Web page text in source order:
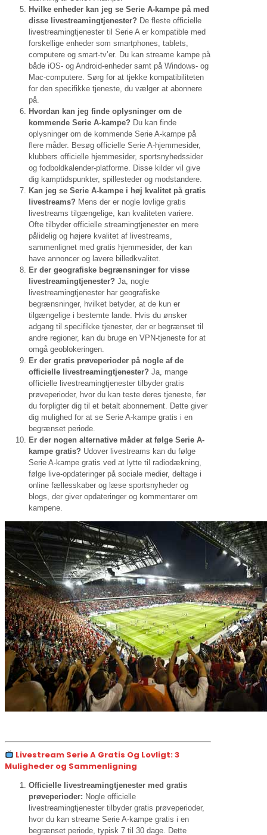
Hvilke enheder kan jeg se Serie A-kampe på med
disse livestreamingtjenester? De fleste officielle
livestreamingtjenester til Serie A er kompatible med
forskellige enheder som smartphones, tablets,
computere og smart-tv’er. Du kan streame kampe på
både iOS- og Android-enheder samt på Windows- og
Mac-computere. Sørg for at tjekke kompatibiliteten
for den specifikke tjeneste, du vælger at abonnere
på.
Hvordan kan jeg finde oplysninger om de
kommende Serie A-kampe? Du kan finde
oplysninger om de kommende Serie A-kampe på
flere måder. Besøg officielle Serie A-hjemmesider,
klubbers officielle hjemmesider, sportsnyhedssider
og fodboldkalender-platforme. Disse kilder vil give
dig kamptidspunkter, spillesteder og modstandere.
Kan jeg se Serie A-kampe i høj kvalitet på gratis
livestreams? Mens der er nogle lovlige gratis
livestreams tilgængelige, kan kvaliteten variere.
Ofte tilbyder officielle streamingtjenester en mere
pålidelig og højere kvalitet af livestreams,
sammenlignet med gratis hjemmesider, der kan
have annoncer og lavere billedkvalitet.
Er der geografiske begrænsninger for visse
livestreamingtjenester? Ja, nogle
livestreamingtjenester har geografiske
begrænsninger, hvilket betyder, at de kun er
tilgængelige i bestemte lande. Hvis du ønsker
adgang til specifikke tjenester, der er begrænset til
andre regioner, kan du bruge en VPN-tjeneste for at
omgå geoblokeringen.
Er der gratis prøveperioder på nogle af de
officielle livestreamingtjenester? Ja, mange
officielle livestreamingtjenester tilbyder gratis
prøveperioder, hvor du kan teste deres tjeneste, før
du forpligter dig til et betalt abonnement. Dette giver
dig mulighed for at se Serie A-kampe gratis i en
begrænset periode.
Er der nogen alternative måder at følge Serie A-
kampe gratis? Udover livestreams kan du følge
Serie A-kampe gratis ved at lytte til radiodækning,
følge live-opdateringer på sociale medier, deltage i
online fællesskaber og læse sportsnyheder og
blogs, der giver opdateringer og kommentarer om
kampene.
Livestream Serie A Gratis Og Lovligt: 3
Muligheder og Sammenligning
Officielle livestreamingtjenester med gratis
prøveperioder: Nogle officielle
livestreamingtjenester tilbyder gratis prøveperioder,
hvor du kan streame Serie A-kampe gratis i en
begrænset periode, typisk 7 til 30 dage. Dette